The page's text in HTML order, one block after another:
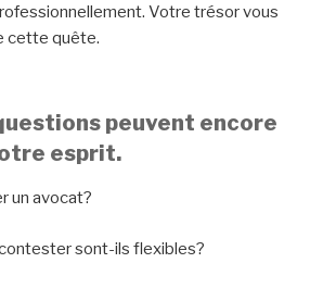
Votre trésor vous
cette quête.
peuvent encore
esprit.
un avocat?
sont-ils flexibles?